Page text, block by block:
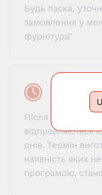
Будь ласка,
замовлення у
фурнітура"
Час
Після вашої
відправляються
днів. Термін
наявність яких
програмою,